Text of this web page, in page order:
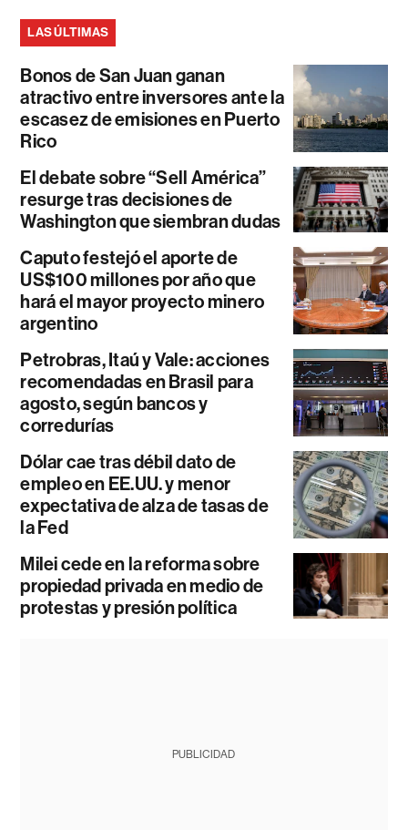
LAS ÚLTIMAS
Bonos de San Juan ganan
atractivo entre inversores ante la
escasez de emisiones en Puerto
Rico
El debate sobre “Sell América”
resurge tras decisiones de
Washington que siembran dudas
Caputo festejó el aporte de
US$100 millones por año que
hará el mayor proyecto minero
argentino
Petrobras, Itaú y Vale: acciones
recomendadas en Brasil para
agosto, según bancos y
corredurías
Dólar cae tras débil dato de
empleo en EE.UU. y menor
expectativa de alza de tasas de
la Fed
Milei cede en la reforma sobre
propiedad privada en medio de
protestas y presión política
PUBLICIDAD